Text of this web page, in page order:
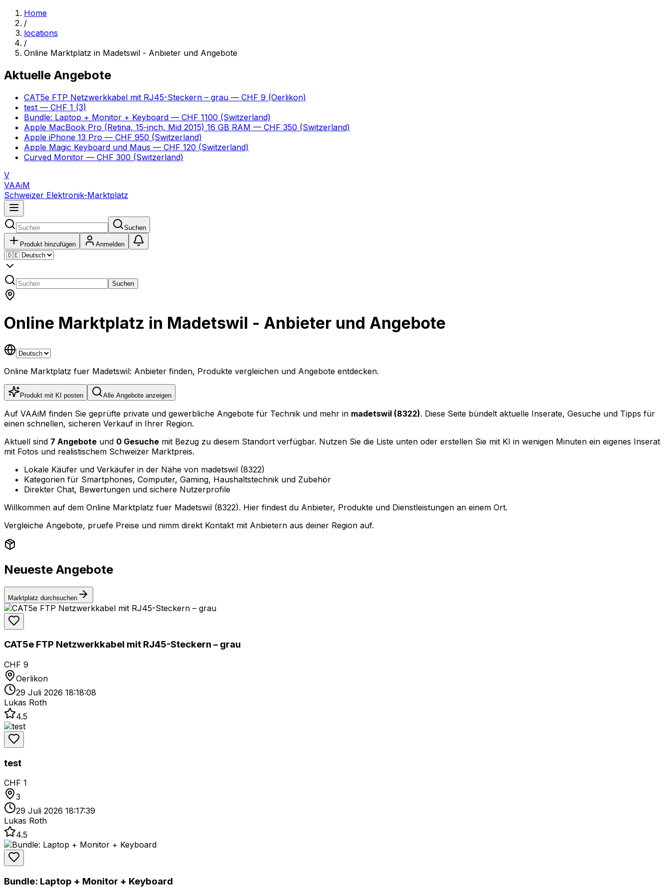
Home
/
locations
/
Online Marktplatz in Madetswil - Anbieter und Angebote
Aktuelle Angebote
CAT5e FTP Netzwerkkabel mit RJ45-Steckern – grau — CHF 9 (Oerlikon)
test — CHF 1 (3)
Bundle: Laptop + Monitor + Keyboard — CHF 1100 (Switzerland)
Apple MacBook Pro (Retina, 15-inch, Mid 2015) 16 GB RAM — CHF 350 (Switzerland)
Apple iPhone 13 Pro — CHF 950 (Switzerland)
Apple Magic Keyboard und Maus — CHF 120 (Switzerland)
Curved Monitor — CHF 300 (Switzerland)
V
VAAiM
Schweizer Elektronik-Marktplatz
Suchen
Produkt hinzufügen Anmelden
Suchen
Online Marktplatz in Madetswil - Anbieter und Angebote
Online Marktplatz fuer Madetswil: Anbieter finden, Produkte vergleichen und Angebote entdecken.
Produkt mit KI posten Alle Angebote anzeigen
Auf VAAiM finden Sie geprüfte private und gewerbliche Angebote für Technik und mehr in madetswil (8322). Diese Seite bündelt aktuelle Inserate, Gesuche und Tipps für
einen schnellen, sicheren Verkauf in Ihrer Region.
Aktuell sind 7 Angebote und 0 Gesuche mit Bezug zu diesem Standort verfügbar. Nutzen Sie die Liste unten oder erstellen Sie mit KI in wenigen Minuten ein eigenes Inserat
mit Fotos und realistischem Schweizer Marktpreis.
Lokale Käufer und Verkäufer in der Nähe von madetswil (8322)
Kategorien für Smartphones, Computer, Gaming, Haushaltstechnik und Zubehör
Direkter Chat, Bewertungen und sichere Nutzerprofile
Willkommen auf dem Online Marktplatz fuer Madetswil (8322). Hier findest du Anbieter, Produkte und Dienstleistungen an einem Ort.
Vergleiche Angebote, pruefe Preise und nimm direkt Kontakt mit Anbietern aus deiner Region auf.
Neueste Angebote
Marktplatz durchsuchen
CAT5e FTP Netzwerkkabel mit RJ45-Steckern – grau
CHF 9
Oerlikon
29 Juli 2026 18:18:08
Lukas Roth
4.5
test
CHF 1
3
29 Juli 2026 18:17:39
Lukas Roth
4.5
Bundle: Laptop + Monitor + Keyboard